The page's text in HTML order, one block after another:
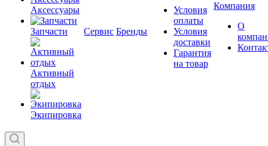
Аксессуары
Запчасти
Активный
отдых
Экипировка
Сервис Бренды
Условия
оплаты
Условия
доставки
Гарантия
на товар
Компания
О